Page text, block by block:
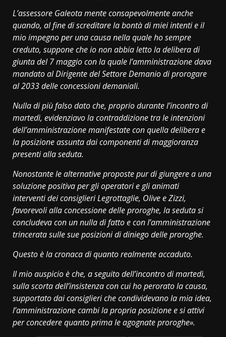
L’assessore Galeota mente consapevolmente anche
quando, al fine di screditare la bontà di miei intenti e il
mio impegno per una causa nella quale ho sempre
creduto, suppone che io non abbia letto la delibera di
giunta del 7 maggio con la quale l’amministrazione dava
mandato al Dirigente del Settore Demanio di prorogare
al 2033 delle concessioni demaniali.
Nulla di più falso dato che, proprio durante l’incontro di
martedì, evidenziavo la contraddizione tra le intenzioni
dell’amministrazione manifestate con quella delibera e
la posizione assunta dai componenti di maggioranza
presenti alla seduta.
Nonostante le alternative proposte pur di giungere a una
soluzione positiva per gli operatori e gli animati
interventi dei consiglieri Legrottaglie, Olive e Zizzi,
favorevoli alla concessione delle proroghe, la seduta si
concludeva con un nulla di fatto e con l’amministrazione
trincerata sulle sue posizioni di diniego delle proroghe.
Questo è la cronaca di quanto realmente accaduto.
Il mio auspicio è che, a seguito dell’incontro di martedì,
sulla scorta dell’insistenza con cui ho perorato la causa,
supportato dai consiglieri che condividevano la mia idea,
l’amministrazione cambi la propria posizione e si attivi
per concedere quanto prima le agognate proroghe».